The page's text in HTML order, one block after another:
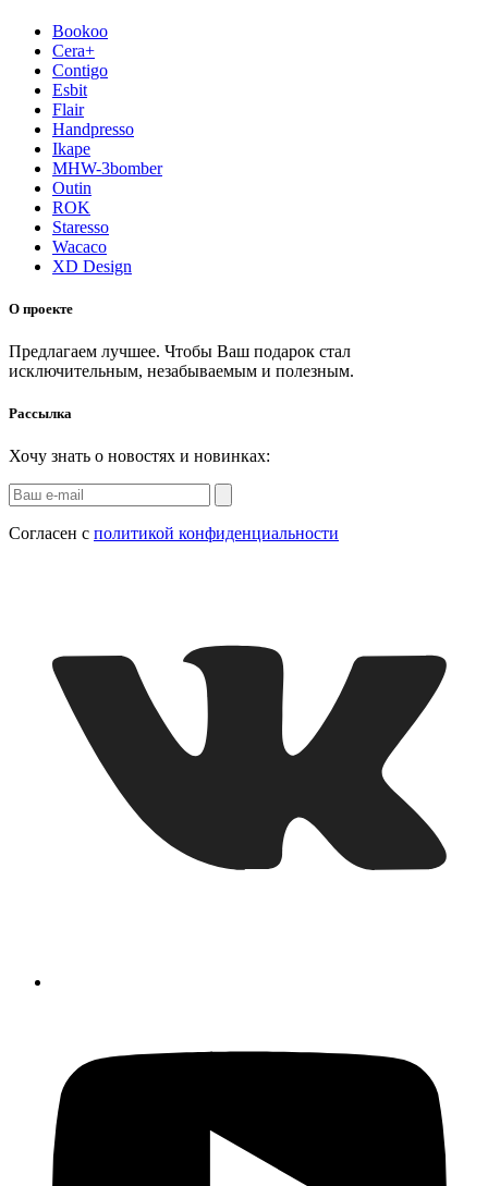
Bookoo
Cera+
Contigo
Esbit
Flair
Handpresso
Ikape
MHW-3bomber
Outin
ROK
Staresso
Wacaco
XD Design
О проекте
Предлагаем лучшее. Чтобы Ваш подарок стал
исключительным, незабываемым и полезным.
Рассылка
Хочу знать о новостях и новинках:
Согласен с политикой конфиденциальности